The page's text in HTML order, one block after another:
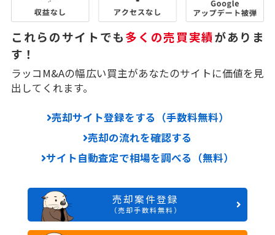
これらのサイトでも多くの売買実績がありま
す！
ラッコM&Aの幅広い買主があなたのサイトに価値を見
出してくれます。
売却サイト登録をする（手数料無料）
売却の流れを確認する
サイト自動査定で相場を調べる（無料）
売却案件登録
（売却手数料無料）